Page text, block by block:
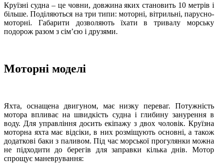
Круїзні судна – це човни, довжина яких становить 10 метрів і
більше. Поділяються на три типи: моторні, вітрильні, парусно-
моторні. Габарити дозволяють їхати в тривалу морську
подорож разом з сім’єю і друзями.
Моторні моделі
Яхта, оснащена двигуном, має низку переваг. Потужність
мотора впливає на швидкість судна і глибину занурення в
воду. Для управління досить екіпажу з двох чоловік. Круїзна
моторна яхта має відсіки, в них розміщують основні, а також
додаткові баки з паливом. Під час морської прогулянки можна
не підходити до берегів для заправки кілька днів. Мотор
спрощує маневрування: